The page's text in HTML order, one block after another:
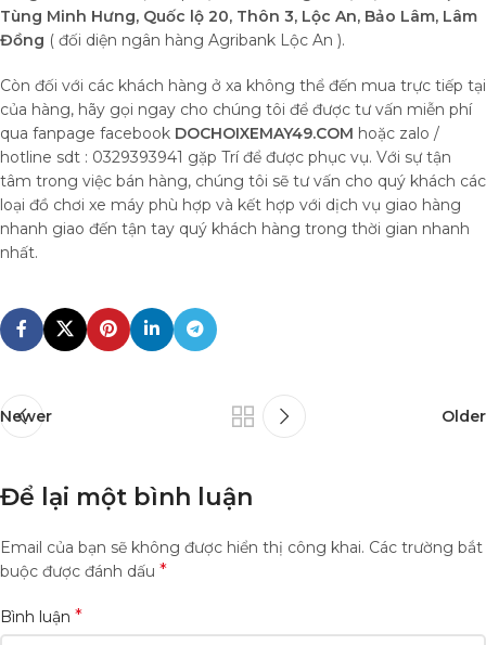
Tùng Minh Hưng, Quốc lộ 20, Thôn 3, Lộc An, Bảo Lâm, Lâm
Đồng ( đối diện ngân hàng Agribank Lộc An ).
Còn đối với các khách hàng ở xa không thể đến mua trực tiếp tại
của hàng, hãy gọi ngay cho chúng tôi để được tư vấn miễn phí
qua fanpage facebook DOCHOIXEMAY49.COM hoặc zalo /
hotline sdt : 0329393941 gặp Trí để được phục vụ. Với sự tận
tâm trong việc bán hàng, chúng tôi sẽ tư vấn cho quý khách các
loại đồ chơi xe máy phù hợp và kết hợp với dịch vụ giao hàng
nhanh giao đến tận tay quý khách hàng trong thời gian nhanh
nhất.
Newer Older
Để lại một bình luận
Email của bạn sẽ không được hiển thị công khai. Các trường bắt
buộc được đánh dấu *
Bình luận *